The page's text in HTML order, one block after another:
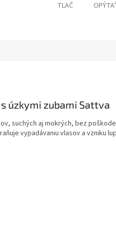
TLAČ
úzkymi zubami Sattva
suchých aj mokrých, bez
vypadávaniu vlasov a vzniku